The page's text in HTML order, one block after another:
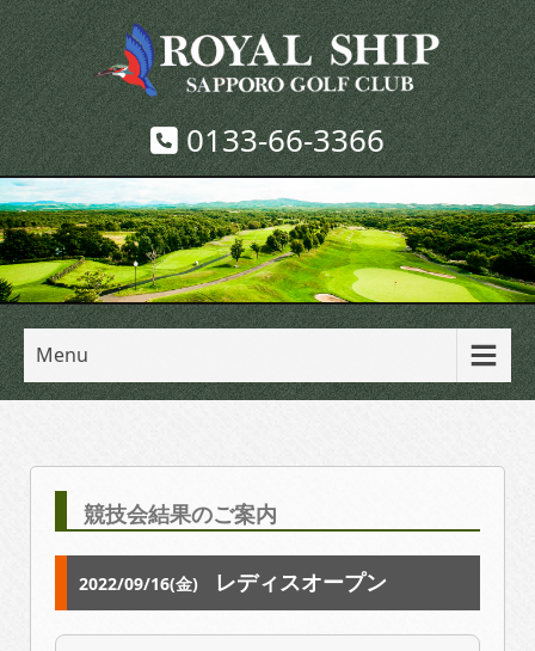
0133-66-3366
Menu
競技会結果のご案内
2022/09/16(金) レディスオープン